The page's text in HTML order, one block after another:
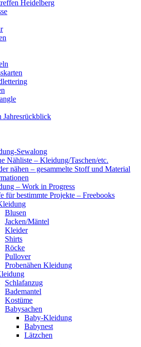
Heidelberg
Jahresrückblick
Sewalong
Nähliste – Kleidung/Taschen/etc.
nähen – gesammelte Stoff und Material
– Work in Progress
für bestimmte Projekte – Freebooks
Blusen
Jacken/Mäntel
Kleider
Shirts
Röcke
Pullover
Probenähen Kleidung
Schlafanzug
Bademantel
Kostüme
Babysachen
Baby-Kleidung
Babynest
Lätzchen